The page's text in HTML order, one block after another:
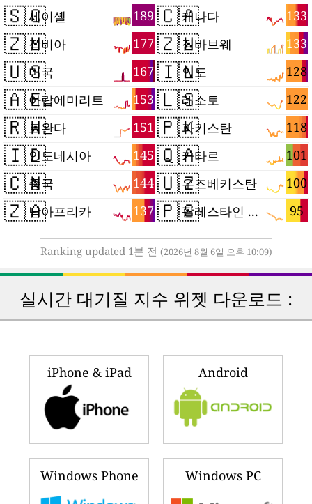
🇸🇨 189
세이셸
🇿🇲 177
잠비아
🇺🇸 167
미국
🇦🇪 153
아랍에미리트
🇷🇼 151
르완다
🇮🇩 145
인도네시아
🇨🇳 144
중국
🇿🇦 137
남아프리카
🇨🇦 133
캐나다
🇿🇼 133
짐바브웨
🇮🇳 128
인도
🇱🇸 122
레소토
🇵🇰 118
파키스탄
🇶🇦 101
카타르
🇺🇿 100
우즈베키스탄
🇵🇸 95
팔레스타인 지구
Ranking updated 1분 전 (2026년 8월 6일 오후 10:09)
실시간 대기질 지수 위젯 다운로드 :
iPhone & iPad Android
Windows Phone Windows PC